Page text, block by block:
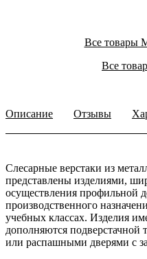
Все товары
Все
Описание Отзывы
Слесарные верстаки из
представлены изделиями,
осуществления профильной
производственного
учебных классах. Изделия
дополняются
или распашными дверями с